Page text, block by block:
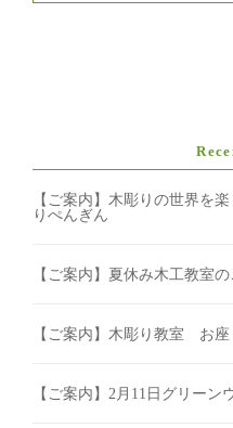
【ご案内】木彫りの世界を
りぺんぎん
【ご案内】夏休み木工教室
【ご案内】木彫り教室 お座
【ご案内】2月11日グリー